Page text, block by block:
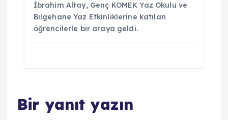
İbrahim Altay, Genç KOMEK Yaz Okulu ve
Bilgehane Yaz Etkinliklerine katılan
öğrencilerle bir araya geldi.
Bir yanıt yazın